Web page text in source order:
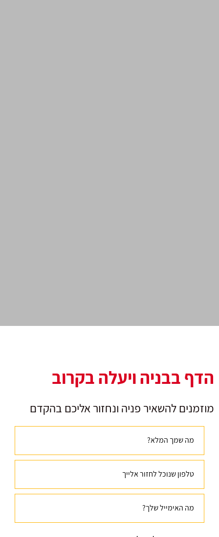
הדף בבניה ויעלה בקרוב
מוזמנים להשאיר פניה ונחזור אליכם בהקדם